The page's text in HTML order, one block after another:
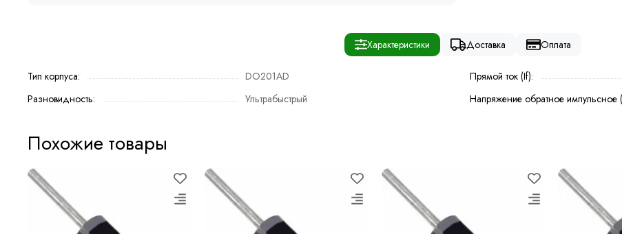
Характеристики Доставка Оплата
Тип корпуса:
DO201AD
Разновидность:
Ультрабыстрый
Прямой ток (If):
Напряжение обратное импульсное
Похожие товары